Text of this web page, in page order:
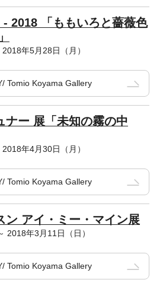
2018 「ももいろと薔薇色
年5月28日（月）
Tomio Koyama Gallery
ナー 展「未知の霧の中
年4月30日（月）
Tomio Koyama Gallery
ン アイ・ミー・マイン展
2018年3月11日（日）
Tomio Koyama Gallery